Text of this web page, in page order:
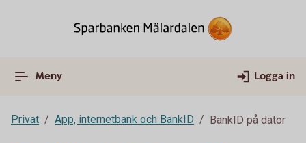
Meny Logga in
Privat App, internetbank och BankID BankID på dator